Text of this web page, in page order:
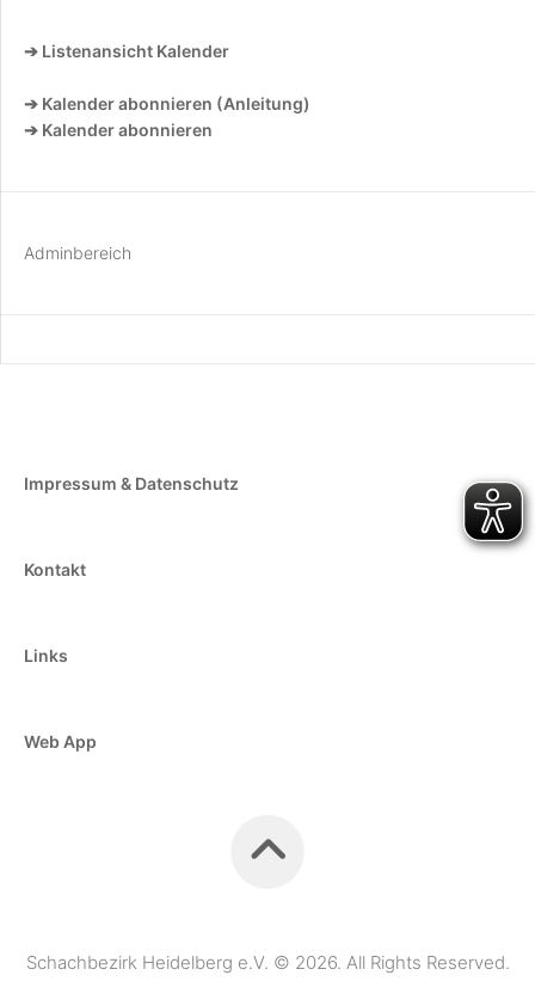
➔ Listenansicht Kalender
➔ Kalender abonnieren (Anleitung)
➔ Kalender abonnieren
Adminbereich
Impressum & Datenschutz
Kontakt
Links
Web App
Schachbezirk Heidelberg e.V. © 2026. All Rights Reserved.